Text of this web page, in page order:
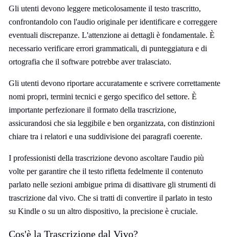
Gli utenti devono leggere meticolosamente il testo trascritto,
confrontandolo con l'audio originale per identificare e correggere
eventuali discrepanze. L'attenzione ai dettagli è fondamentale. È
necessario verificare errori grammaticali, di punteggiatura e di
ortografia che il software potrebbe aver tralasciato.
Gli utenti devono riportare accuratamente e scrivere correttamente
nomi propri, termini tecnici e gergo specifico del settore. È
importante perfezionare il formato della trascrizione,
assicurandosi che sia leggibile e ben organizzata, con distinzioni
chiare tra i relatori e una suddivisione dei paragrafi coerente.
I professionisti della trascrizione devono ascoltare l'audio più
volte per garantire che il testo rifletta fedelmente il contenuto
parlato nelle sezioni ambigue prima di disattivare gli strumenti di
trascrizione dal vivo. Che si tratti di convertire il parlato in testo
su Kindle o su un altro dispositivo, la precisione è cruciale.
Cos'è la Trascrizione dal Vivo?